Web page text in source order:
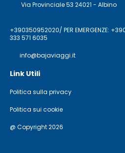
Via Provinciale 53 24021 - Albino
+390350952020/ PER EMERGENZE:
333 571 6035
info@bajaviaggi.it
Link Utili
Politica sulla privacy
Politica sui cookie
@ Copyright 2026